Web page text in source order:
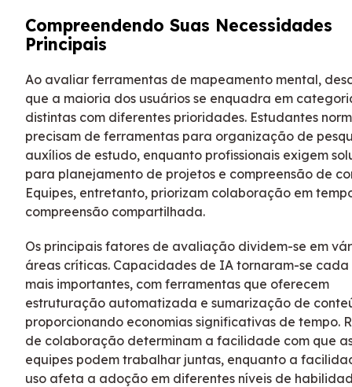
Compreendendo Suas Necessidades
Principais
Ao avaliar ferramentas de mapeamento mental,
que a maioria dos usuários se enquadra em
distintas com diferentes prioridades. Estudantes
precisam de ferramentas para organização de
auxílios de estudo, enquanto profissionais exigem
para planejamento de projetos e compreensão de
Equipes, entretanto, priorizam colaboração em
compreensão compartilhada.
Os principais fatores de avaliação dividem-se em
áreas críticas. Capacidades de IA tornaram-se cada
mais importantes, com ferramentas que oferecem
estruturação automatizada e sumarização de
proporcionando economias significativas de tempo.
de colaboração determinam a facilidade com que
equipes podem trabalhar juntas, enquanto a
uso afeta a adoção em diferentes níveis de